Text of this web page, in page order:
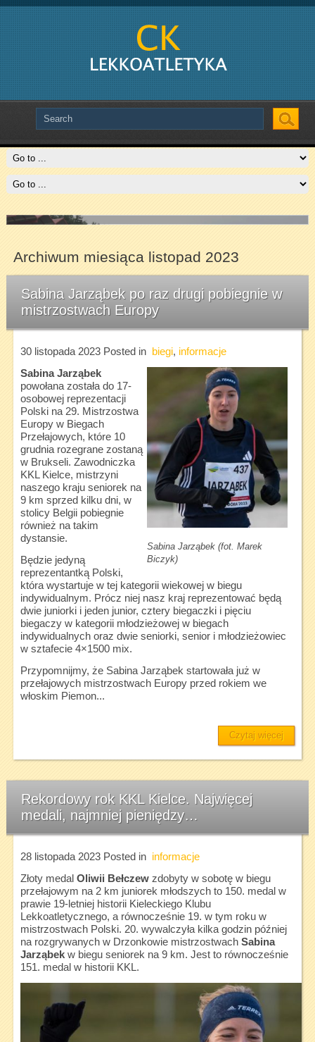
Slide # 2
Czytaj więcej
Slide # 3
Czytaj więcej
Archiwum miesiąca listopad 2023
Sabina Jarząbek po raz drugi pobiegnie w
mistrzostwach Europy
30 listopada 2023Posted in biegi, informacje
Sabina Jarząbek (fot. Marek
Biczyk)
Sabina Jarząbek
powołana została do 17-
osobowej reprezentacji
Polski na 29. Mistrzostwa
Europy w Biegach
Przełajowych, które 10
grudnia rozegrane zostaną
w Brukseli. Zawodniczka
KKL Kielce, mistrzyni
naszego kraju seniorek na
9 km sprzed kilku dni, w
stolicy Belgii pobiegnie
również na takim
dystansie.
Będzie jedyną
reprezentantką Polski,
która wystartuje w tej kategorii wiekowej w biegu
indywidualnym. Prócz niej nasz kraj reprezentować będą
dwie juniorki i jeden junior, cztery biegaczki i pięciu
biegaczy w kategorii młodzieżowej w biegach
indywidualnych oraz dwie seniorki, senior i młodzieżowiec
w sztafecie 4×1500 mix.
Przypomnijmy, że Sabina Jarząbek startowała już w
przełajowych mistrzostwach Europy przed rokiem we
włoskim Piemon...
Czytaj więcej
Rekordowy rok KKL Kielce. Najwięcej
medali, najmniej pieniędzy…
28 listopada 2023Posted in informacje
Złoty medal Oliwii Bełczewzdobyty w sobotę w biegu
przełajowym na 2 km juniorek młodszych to 150. medal w
prawie 19-letniej historii Kieleckiego Klubu
Lekkoatletycznego, a równocześnie 19. w tym roku w
mistrzostwach Polski. 20. wywalczyła kilka godzin później
na rozgrywanych w Drzonkowie mistrzostwach Sabina
Jarząbekw biegu seniorek na 9 km. Jest to równocześnie
151. medal w historii KKL.